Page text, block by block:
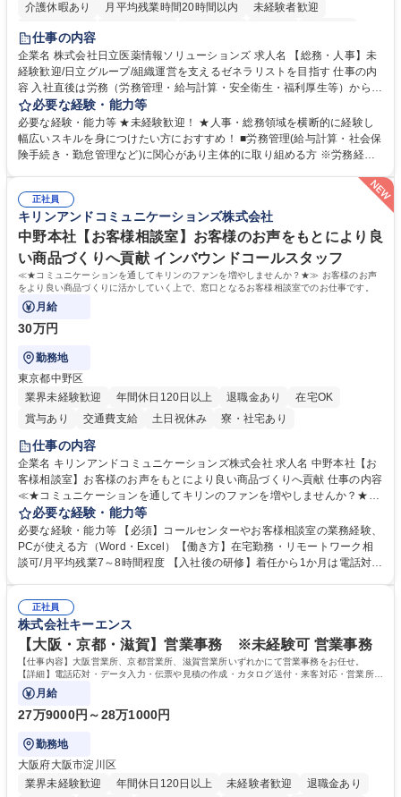
介護休暇あり
月平均残業時間20時間以内
未経験者歓迎
住宅手当あり
育休あり
完全週休2日制 交通費支給 土日祝休み 寮・社宅あり
仕事の内容
企業名 株式会社日立医薬情報ソリューションズ 求人名 【総務・人事】未
経験歓迎/日立グループ/組織運営を支えるゼネラリストを目指す 仕事の内
容 入社直後は労務（労務管理・給与計算・安全衛生・福利厚生等）からお
任せいたします。将来は総務・採用・教育業務へ守備範囲を広げ、組織運
営を支えるゼネラリストをめざせます。 ・初期業務：労働時間管理、給与
計算、社会保険対応、福利厚生管理、安全衛生、健康経営推進等をお任せ
します。ご経験に応じて、休職者管理など、幅広く経験を積んでいただき
★メンバーがマンツーマンで丁寧に教えるため、ご経験が浅くても安心！
幅広く経験を積みたい意欲がある方に最適な環境です。 募集職種 【総
務・人事】未経験歓迎/日立グループ/組織運営を支えるゼネラリストを目
指す
必要な経験・能力等
必要な経験・能力等 ★未経験歓迎！ ★人事・総務領域を横断的に経験し
幅広いスキルを身につけたい方におすすめ！ ■労務管理(給与計算・社会保
険手続き・勤怠管理など)に関心があり主体的に取り組める方 ※労務経験
マネジメント職として活躍したい 【尚可】■人事、労務、採用、教育業務
のご経験 ■労務管理（給与計算・社会保険手続き・勤怠管理など）の経験
■衛生管理者の資格をお持ちの方 学歴・資格 学歴：大学院 大学 高専 短大
専修学校 高校 語学力： 資格：
正社員
キリンアンドコミュニケーションズ株式会社
中野本社【お客様相談室】お客様のお声をもとにより良
い商品づくりへ貢献 インバウンドコールスタッフ
≪★コミュニケーションを通してキリンのファンを増やしませんか？★≫ お客様のお声
をより良い商品づくりに活かしていく上で、窓口となるお客様相談室でのお仕事です。
月給
30万円
勤務地
東京都中野区
業界未経験歓迎
年間休日120日以上 退職金あり
在宅OK
賞与あり
交通費支給 土日祝休み 寮・社宅あり
仕事の内容
企業名 キリンアンドコミュニケーションズ株式会社 求人名 中野本社【お
客様相談室】お客様のお声をもとにより良い商品づくりへ貢献 仕事の内容
≪★コミュニケーションを通してキリンのファンを増やしませんか？★≫
お客様のお声をより良い商品づくりに活かしていく上で、窓口となるお客
様相談室でのお仕事です。 日々お客様からいただくキリングループへのご
意見を、企業活動に活かしています。お客様からの声に迅速かつ誠意をも
って対応、情報提供するとともにグループ内活動に反映しています。 【具
平均100件前後■メール・手紙：同上40件前後 募集職種 中野本社【お客様
相談室】お客様のお声をもとにより良い商品づくりへ貢献
必要な経験・能力等
必要な経験・能力等 【必須】コールセンターやお客様相談室の業務経験、
PCが使える方（Word・Excel）【働き方】在宅勤務・リモートワーク相
談可/月平均残業7～8時間程度 【入社後の研修】着任から1か月は電話対応
すのでご安心ください。 【当社について】キリングループの広報機能を担
う会社として、お客様との出会いを大切にし、磨き上げたホスピタリティ
を込めてコミュニケーションをとりながら広報関連業務を行っておりま
す。 学歴・資格 学歴：大学院 大学 高専 短大 専修学校 高校 語学力： 資
格：
正社員
株式会社キーエンス
【大阪・京都・滋賀】営業事務 ※未経験可 営業事務
【仕事内容】大阪営業所、京都営業所、滋賀営業所いずれかにて営業事務をお任せ。
【詳細】電話応対・データ入力・伝票や見積の作成・カタログ送付・来客対応・営業所内
で発生する事務業務や業務改善をお任せ。
月給
27万9000円～28万1000円
勤務地
大阪府大阪市淀川区
業界未経験歓迎
年間休日120日以上 未経験者歓迎 退職金あり